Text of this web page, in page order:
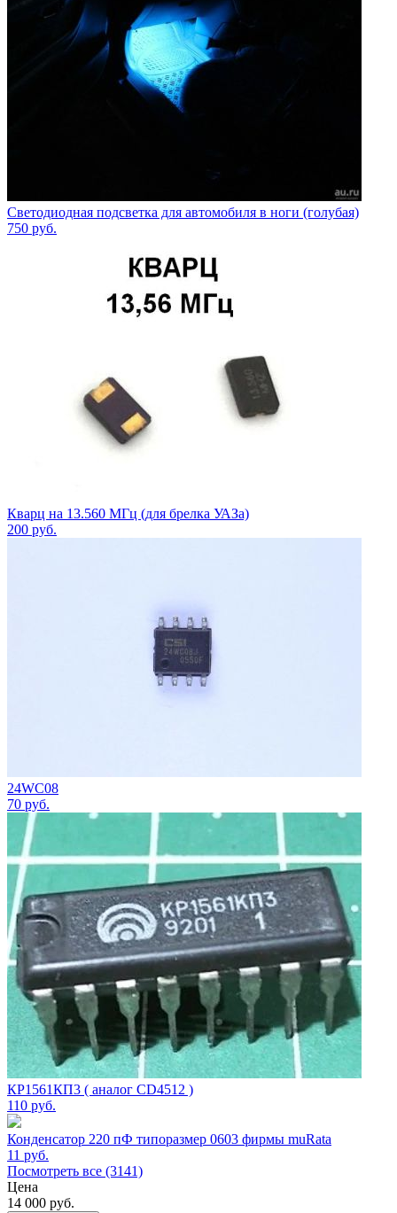
Светодиодная подсветка для автомобиля в ноги (голубая)
750 руб.
Кварц на 13.560 МГц (для брелка УАЗа)
200 руб.
24WC08
70 руб.
КР1561КП3 ( аналог CD4512 )
110 руб.
Конденсатор 220 пФ типоразмер 0603 фирмы muRata
11 руб.
Посмотреть все (3141)
Цена
14 000 руб.